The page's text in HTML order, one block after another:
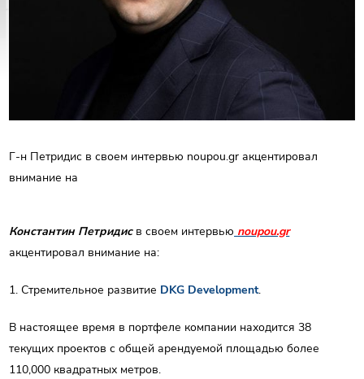
ΕΛΛ
Г-н Петридис в своем интервью noupou.gr акцентировал
внимание на
Константин Петридисв своем интервью noupou.gr
акцентировал внимание на:
1.Стремительное развитие DKG Development.
В настоящее время в портфеле компании находится 38
текущих проектов с общей арендуемой площадью более
110,000 квадратных метров.